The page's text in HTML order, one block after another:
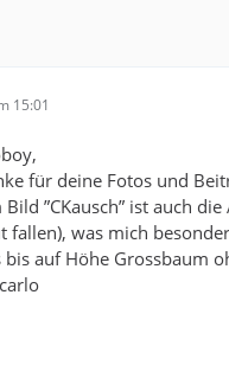
15:01
für deine Fotos und
”CKausch” ist auch
fallen), was mich
auf Höhe Grossbaum